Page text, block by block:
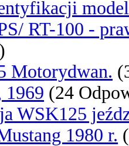
RT-100 -
Motorydwan.
1969 (24
WSK125
1980 r.